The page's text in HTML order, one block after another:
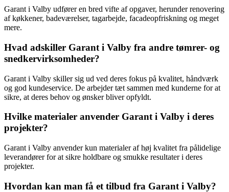
Garant i Valby udfører en bred vifte af opgaver, herunder renovering
af køkkener, badeværelser, tagarbejde, facadeopfriskning og meget
mere.
Hvad adskiller Garant i Valby fra andre tømrer- og
snedkervirksomheder?
Garant i Valby skiller sig ud ved deres fokus på kvalitet, håndværk
og god kundeservice. De arbejder tæt sammen med kunderne for at
sikre, at deres behov og ønsker bliver opfyldt.
Hvilke materialer anvender Garant i Valby i deres
projekter?
Garant i Valby anvender kun materialer af høj kvalitet fra pålidelige
leverandører for at sikre holdbare og smukke resultater i deres
projekter.
Hvordan kan man få et tilbud fra Garant i Valby?